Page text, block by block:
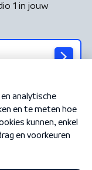
1 in jouw